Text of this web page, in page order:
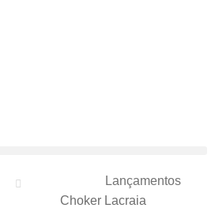
Lançamentos
Choker Lacraia